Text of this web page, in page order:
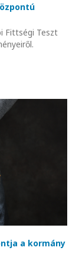
Fittségi Teszt
a kormány